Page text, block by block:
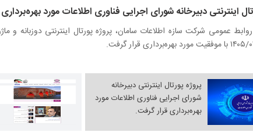
پروژه پورتال اینترنتی دبیرخانه
شورای اجرایی فناوری اطلاعات مورد
بهره‌برداری قرار گرفت.
اینترنتی دبیرخانه شورای اجرایی فناوری اطلاعات مورد
عمومی شرکت سازه اطلاعات سامان، پروژه پورتال اینترنتی دوزبانه